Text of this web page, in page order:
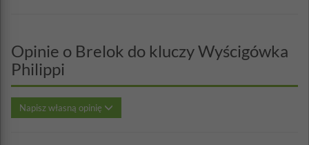
Opinie o Brelok do kluczy Wyścigówka
Philippi
Napisz własną opinię